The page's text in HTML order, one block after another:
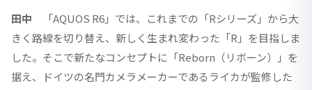
田中 「AQUOS R6」では、これまでの「Rシリーズ」から大
きく路線を切り替え、新しく生まれ変わった「R」を目指しま
した。そこで新たなコンセプトに「Reborn（リボーン）」を
据え、ドイツの名門カメラメーカーであるライカが監修した